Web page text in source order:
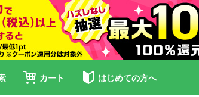
カート はじめての方へ